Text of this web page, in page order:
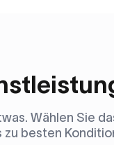
Wählen Sie
besten